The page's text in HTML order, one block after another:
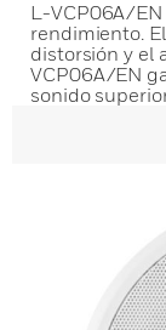
L-VCP06A/
rendimiento.
distorsión y el
VCP06A/EN
sonido